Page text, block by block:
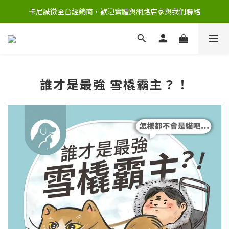
卡尼誠徵全台經銷商，歡迎實體與網路店家與我們聯絡
誰才是最強 雪橇霸主？！